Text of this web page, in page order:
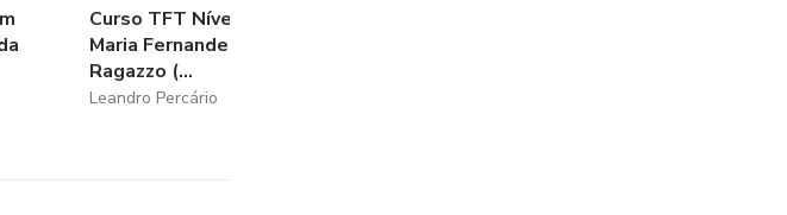
Curso TFT Nível 1 com Ana
Maria Fernandes Vizintin
Ragazzo (...
Leandro Percário